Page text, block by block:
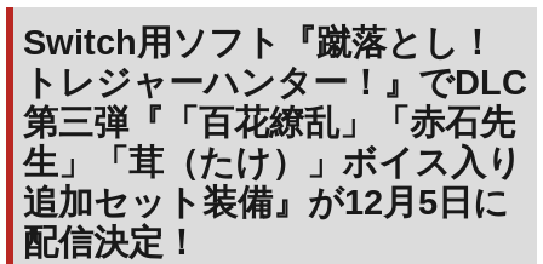
Switch用ソフト『蹴落とし！
トレジャーハンター！』でDLC
第三弾『「百花繚乱」「赤石先
生」「茸（たけ）」ボイス入り
追加セット装備』が12月5日に
配信決定！